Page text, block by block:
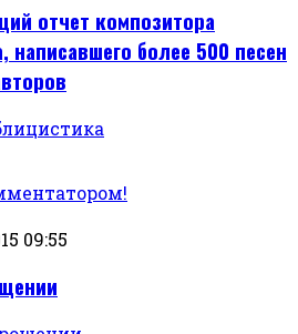
отчет композитора
написавшего более 500 песен
09:55